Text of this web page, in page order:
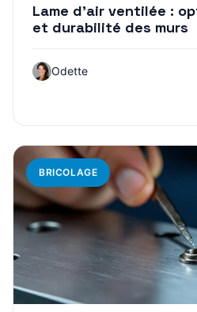
Lame d’air ventilée :
et durabilité des murs
Odette
BRICOLAGE